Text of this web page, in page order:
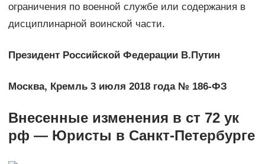
ограничения по военной службе или содержания в
дисциплинарной воинской части.
Президент Российской Федерации В.Путин
Москва, Кремль 3 июля 2018 года № 186-ФЗ
Внесенные изменения в ст 72 ук
рф — Юристы в Санкт-Петербурге